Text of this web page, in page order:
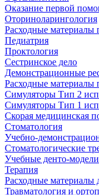
Оказание первой
Оториноларингология
Расходные материалы
Педиатрия
Проктология
Сестринское дело
Демонстрационные
Расходные материалы
Симуляторы Тип 2
Симуляторы Тип 1
Скорая медицинская
Стоматология
Учебно-
Стоматологические
Учебные денто-модели
Терапия
Расходные материалы
Травматология и